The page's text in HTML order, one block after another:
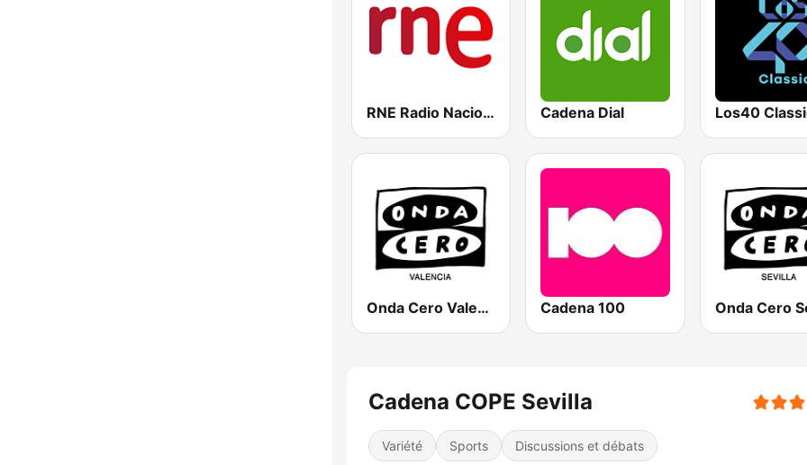
RNE Radio Nacional Cadena Dial Los40
Onda Cero Valencia Cadena 100 Onda Cero
Cadena COPE Sevilla
Variété Sports Discussions et débats